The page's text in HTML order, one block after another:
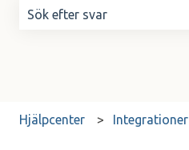
Hjälpcenter Integrationer